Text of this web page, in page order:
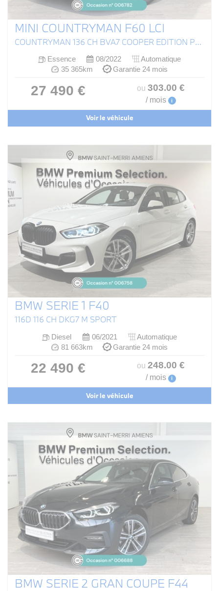
MINI COUNTRYMAN F60 LCI
COUNTRYMAN 136 CH BVA7 COOPER EDITION PREMIUM PLUS
Essence 08/2022
Automatique
35 365km
Garantie 24 mois
27 490 € ou 303.00 €
/ mois i
Voir le véhicule
BMW SERIE 1 F40
116D 116 CH DKG7 M SPORT
Diesel 06/2021
Automatique
81 663km
Garantie 24 mois
22 490 € ou 248.00 €
/ mois i
Voir le véhicule
BMW SERIE 2 GRAN COUPE F44